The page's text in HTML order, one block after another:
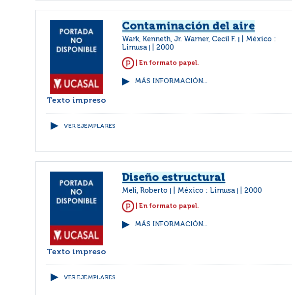
Texto impreso
Contaminación del aire
Wark, Kenneth, Jr. Warner, Cecil F.
México :
Limusa
2000
| En formato papel.
MÁS INFORMACIÓN...
VER EJEMPLARES
Texto impreso
Diseño estructural
Meli, Roberto México : Limusa 2000
| En formato papel.
MÁS INFORMACIÓN...
VER EJEMPLARES